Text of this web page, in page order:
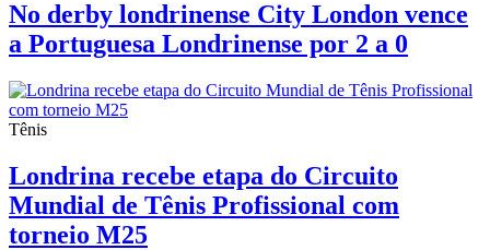
No derby londrinense City London vence
a Portuguesa Londrinense por 2 a 0
Tênis
Londrina recebe etapa do Circuito
Mundial de Tênis Profissional com
torneio M25